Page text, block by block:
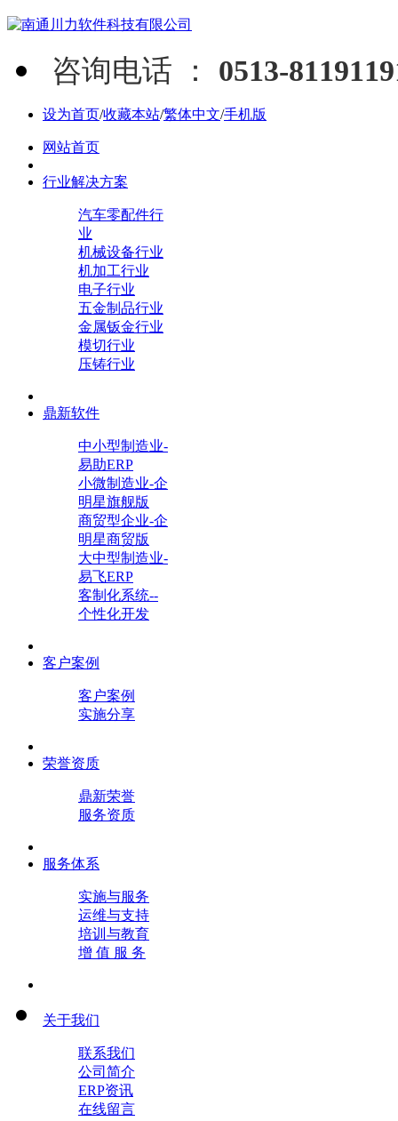
咨询电话 ： 0513-
设为首页/收藏本站/繁体中文/手机版
网站首页
行业解决方案
汽车零配件行
业
机械设备行业
机加工行业
电子行业
五金制品行业
金属钣金行业
模切行业
压铸行业
鼎新软件
中小型制造业-
易助ERP
小微制造业-企
明星旗舰版
商贸型企业-企
明星商贸版
大中型制造业-
易飞ERP
客制化系统--
个性化开发
客户案例
客户案例
实施分享
荣誉资质
鼎新荣誉
服务资质
服务体系
实施与服务
运维与支持
培训与教育
增 值 服 务
关于我们
联系我们
公司简介
ERP资讯
在线留言